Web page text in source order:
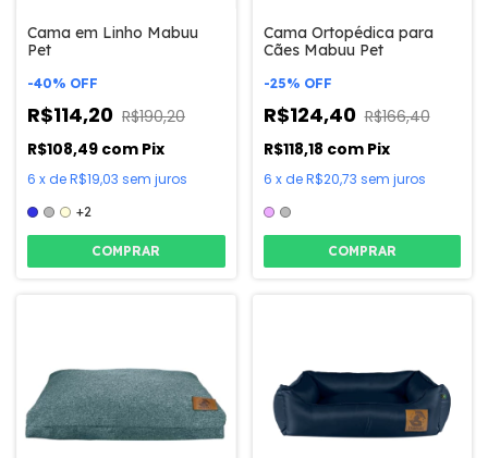
Cama em Linho Mabuu
Pet
-40% OFF
R$114,20 R$190,20
R$108,49 com Pix
6 x deR$19,03 sem juros
+2
COMPRAR
Cama Ortopédica para
Cães Mabuu Pet
-25% OFF
R$124,40 R$166,40
R$118,18 com Pix
6 x deR$20,73 sem juros
COMPRAR